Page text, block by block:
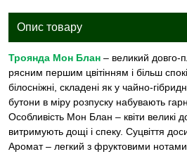
Опис товару
Троянда Мон Блан – великий довго-
рясним першим цвітінням і більш
білосніжні, складені як у чайно-
бутони в міру розпуску набувають
Особливість Мон Блан – квіти великі
витримують дощі і спеку. Суцвіття
Аромат – легкий з фруктовими